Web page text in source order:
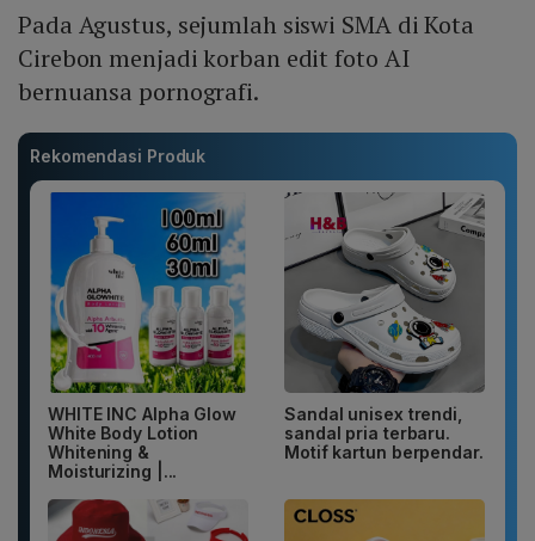
Pada Agustus, sejumlah siswi SMA di Kota
Cirebon menjadi korban edit foto AI
bernuansa pornografi.
Rekomendasi Produk
WHITE INC Alpha Glow
White Body Lotion
Whitening &
Moisturizing |...
Sandal unisex trendi,
sandal pria terbaru.
Motif kartun berpendar.